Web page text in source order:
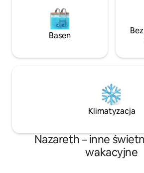
Basen
Klimatyzacja
Nazareth – inne
wakacyjne